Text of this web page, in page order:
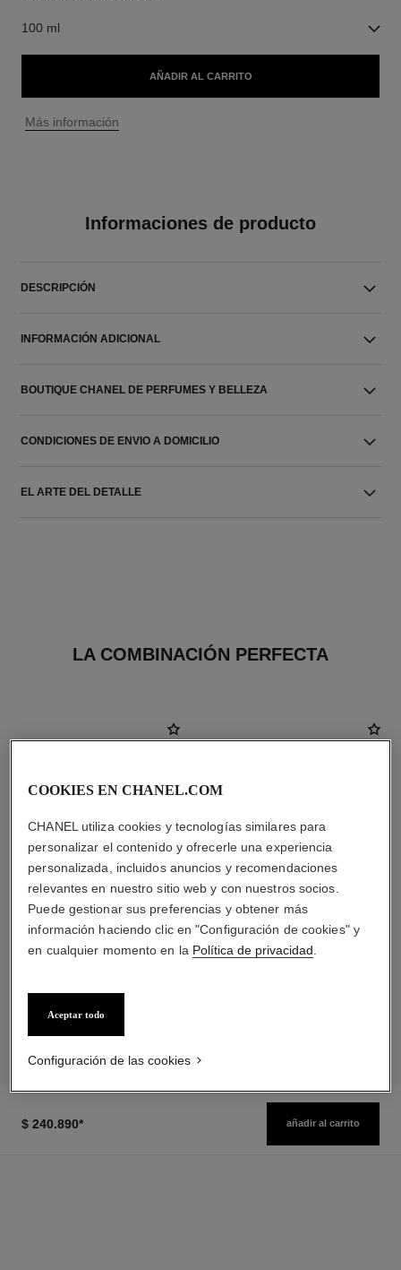
100 ml
AÑADIR AL CARRITO
↩
Más información
Informaciones de producto
DESCRIPCIÓN
INFORMACIÓN ADICIONAL
BOUTIQUE CHANEL DE PERFUMES Y BELLEZA
CONDICIONES DE ENVIO A DOMICILIO
EL ARTE DEL DETALLE
LA COMBINACIÓN PERFECTA
chance eau fraîche
Ref. 136150
$ 239.275
Precio sin Impuestos Nacionales:
$267,178
Ver información
hydra beauty crème
$ 240.890* añadir al carrito
COOKIES EN CHANEL.COM
CHANEL utiliza cookies y tecnologías similares para
personalizar el contenido y ofrecerle una experiencia
personalizada, incluidos anuncios y recomendaciones
relevantes en nuestro sitio web y con nuestros socios.
Puede gestionar sus preferencias y obtener más
información haciendo clic en "Configuración de cookies" y
en cualquier momento en la Política de privacidad
Aceptar todo
Configuración de las cookies